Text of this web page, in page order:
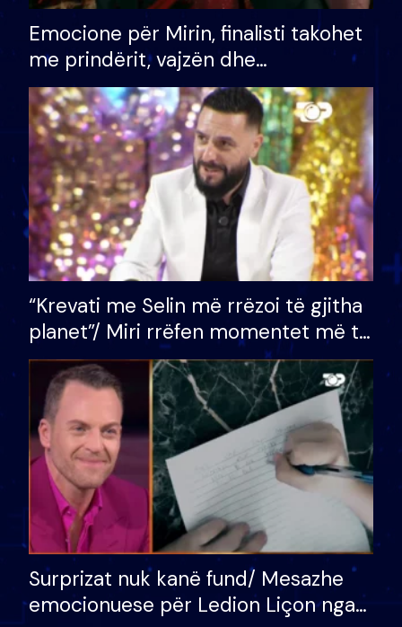
Emocione për Mirin, finalisti takohet
me prindërit, vajzën dhe
bashkëshorten: S’kemi ndonjë letër
divorci apo jo?
“Krevati me Selin më rrëzoi të gjitha
planet”/ Miri rrëfen momentet më të
bukura në shtëpinë e BB VIP: Do më
mungojë zilja e mëngjesit kur…
Surprizat nuk kanë fund/ Mesazhe
emocionuese për Ledion Liçon nga